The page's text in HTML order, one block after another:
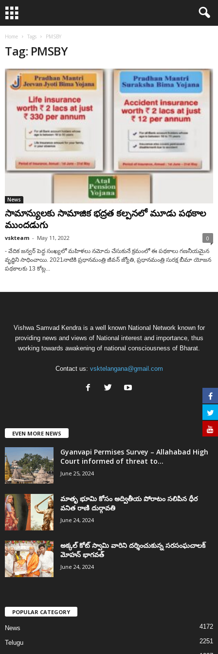
Home Tags PMSBY
Tag: PMSBY
News
సామాన్యులకు సామాజిక భద్రత కల్పనలో మూడు పథకాల
ముందడుగు
vskteam - May 11, 2022 0
- వేదిక జన్వర్ పెద్ద సంఖ్యలో మహిళలు నమోదు చేసుకునే క్రమంలో ఈ పథకాలు గణనీయమైన
వృద్ధిని సాధించాయి. 2021నాటికి ప్రధానమంత్రి జీవన్ జ్యోతి, ప్రధానమంత్రి సురక్ష బీమా యోజన
పథకాలకు 13 కోట్ల...
Vishwa Samvad Kendra is a well known National Network known for
providing news and views of National interest and importance, thus
working towards awakening of national consciousness of Bharat.
Contact us: vsktelangana@gmail.com
EVEN MORE NEWS
Gyanvapi Permises Survey – Allahabad High
Court informed of threat to...
June 25, 2024
మాతృ భూమి కోసం అద్వితీయ పోరాటం సలిపిన ధీర
వనిత రాణి దుర్గావతి
June 24, 2024
అక్కల్‌ కోట్‌ స్వామి వారిని దర్శించుకున్న సరసంఘచాలక్
మోహన్ భాగవత్
June 24, 2024
POPULAR CATEGORY
News 4172
Telugu 2251